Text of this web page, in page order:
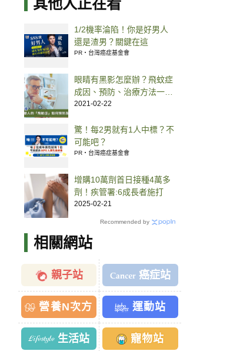
其他人正在看
1/2機率淪陷！你是好男人
還是渣男？關鍵在這
PR・台灣癌症基金會
眼睛有黑影怎麼辦？飛蚊症
成因、預防、治療方法一次
看
2021-02-22
驚！每2男就有1人中標？不
可能吧？
PR・台灣癌症基金會
增購10萬劑首日接種4萬多
劑！疾管署:6成長者施打
2025-02-21
Recommended by
相關網站
親子站 癌症站
營養N次方 運動站
生活站 寵物站